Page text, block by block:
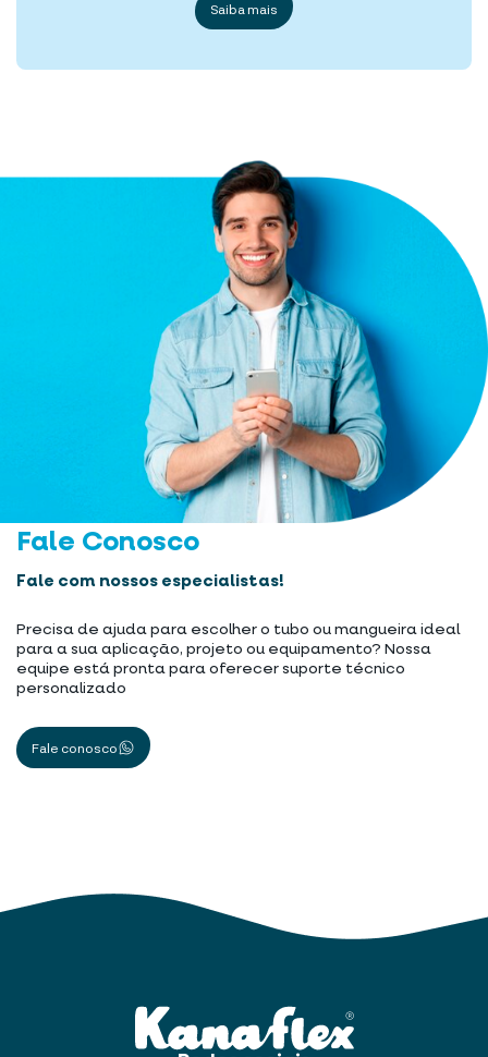
Saiba mais
Fale Conosco
Fale com nossos especialistas!
Precisa de ajuda para escolher o tubo ou mangueira ideal
para a sua aplicação, projeto ou equipamento? Nossa
equipe está pronta para oferecer suporte técnico
personalizado
Fale conosco